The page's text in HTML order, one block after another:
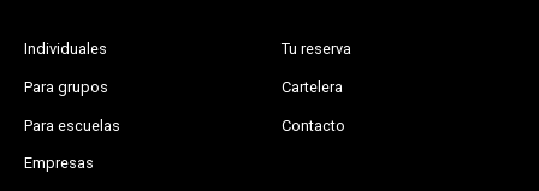
Individuales
Para grupos
Para escuelas
Empresas
Tu reserva
Cartelera
Contacto